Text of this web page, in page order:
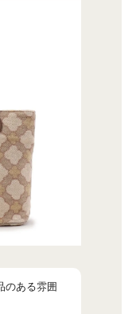
のある雰囲